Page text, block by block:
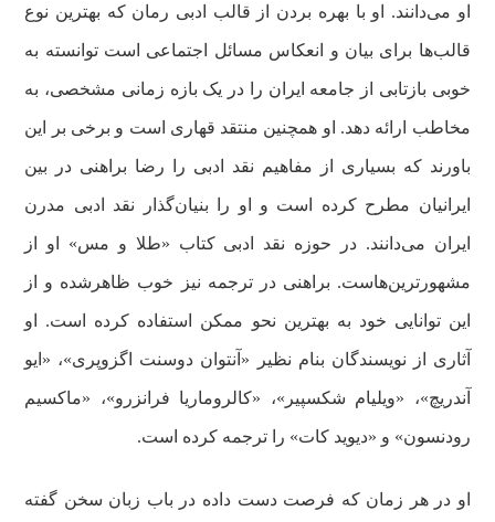
او می‌دانند. او با بهره بردن از قالب ادبی رمان که بهترین نوع
قالب‌ها برای بیان و انعکاس مسائل اجتماعی است توانسته به
خوبی بازتابی از جامعه ایران را در یک بازه زمانی مشخصی، به
مخاطب ارائه دهد. او همچنین منتقد قهاری است و برخی بر این
باورند که بسیاری از مفاهیم نقد ادبی را رضا براهنی در بین
ایرانیان مطرح کرده است و او را بنیان‌گذار نقد ادبی مدرن
ایران می‌دانند. در حوزه نقد ادبی کتاب «طلا و مس» او از
مشهورترین‌هاست. براهنی در ترجمه نیز خوب ظاهرشده و از
این توانایی خود به بهترین نحو ممکن استفاده کرده است. او
آثاری از نویسندگان بنام نظیر «آنتوان دوسنت اگزوپری»، «ایو
آندریچ»، «ویلیام شکسپیر»، «کالروماریا فرانزرو»، «ماکسیم
رودنسون» و «دیوید کات» را ترجمه کرده است.
او در هر زمان که فرصت دست داده در باب زبان سخن گفته